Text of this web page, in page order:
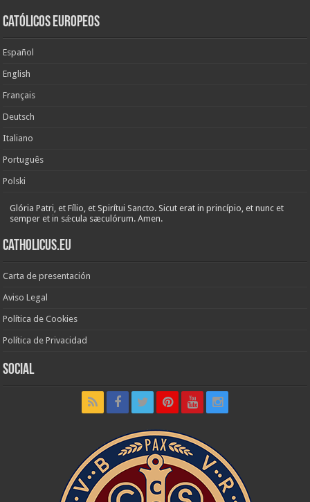
Católicos Europeos
Español
English
Français
Deutsch
Italiano
Português
Polski
Glória Patri, et Fílio, et Spirítui Sancto. Sicut erat in princípio, et nunc et
semper et in sǽcula sæculórum. Amen.
Catholicus.eu
Carta de presentación
Aviso Legal
Política de Cookies
Política de Privacidad
Social